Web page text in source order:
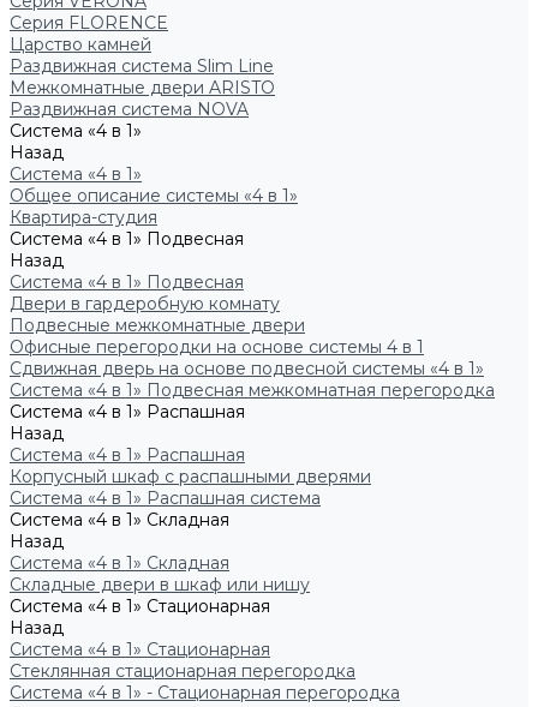
Серия FLORENCE
Царство камней
Раздвижная система Slim Line
Межкомнатные двери ARISTO
Раздвижная система NOVA
Система «4 в 1»
Назад
Система «4 в 1»
Общее описание системы «4 в 1»
Квартира-студия
Система «4 в 1» Подвесная
Назад
Система «4 в 1» Подвесная
Двери в гардеробную комнату
Подвесные межкомнатные двери
Офисные перегородки на основе системы 4 в 1
Сдвижная дверь на основе подвесной системы «4 в 1»
Система «4 в 1» Подвесная межкомнатная перегородка
Система «4 в 1» Распашная
Назад
Система «4 в 1» Распашная
Корпусный шкаф с распашными дверями
Система «4 в 1» Распашная система
Система «4 в 1» Складная
Назад
Система «4 в 1» Складная
Складные двери в шкаф или нишу
Система «4 в 1» Стационарная
Назад
Система «4 в 1» Стационарная
Стеклянная стационарная перегородка
Система «4 в 1» - Стационарная перегородка